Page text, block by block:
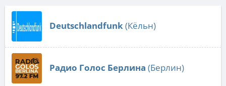
Deutschlandfunk(Кёльн)
Радио Голос Берлина (Берлин)